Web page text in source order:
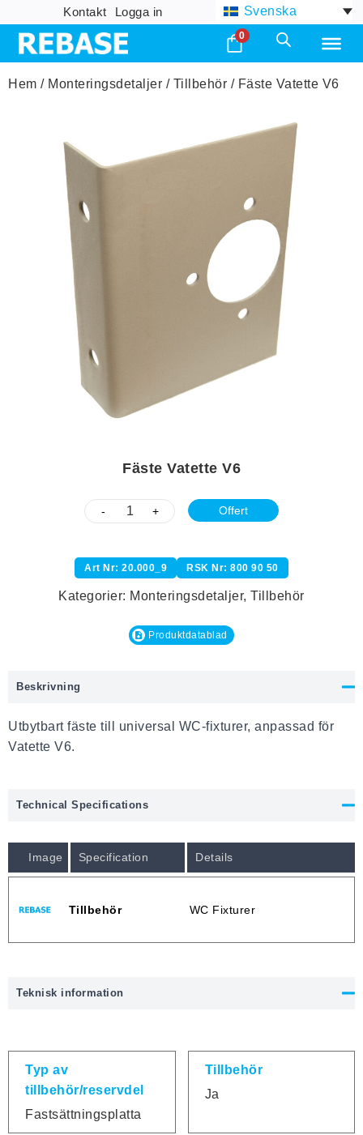
Kontakt Logga in Svenska
0
Hem / Monteringsdetaljer / Tillbehör / Fäste Vatette V6
Fäste Vatette V6
- + Offert
Art Nr: 20.000_9 RSK Nr: 800 90 50
Kategorier: Monteringsdetaljer,Tillbehör
Produktdatablad
Beskrivning
Utbytbart fäste till universal WC-fixturer, anpassad för
Vatette V6.
Technical Specifications
Image Specification Details
Tillbehör WC Fixturer
Teknisk information
Typ av
tillbehör/reservdel
Fastsättningsplatta
Tillbehör
Ja